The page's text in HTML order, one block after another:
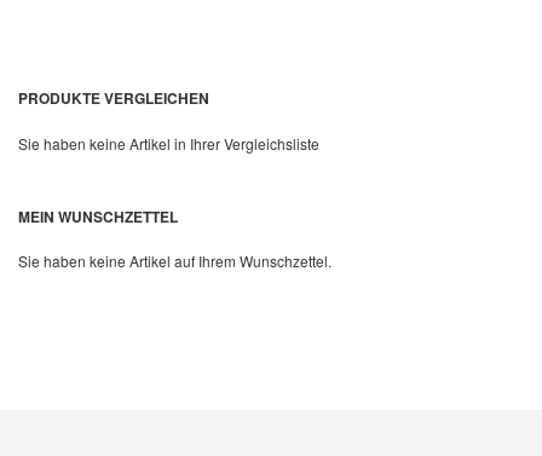
PRODUKTE VERGLEICHEN
Sie haben keine Artikel in Ihrer Vergleichsliste
MEIN WUNSCHZETTEL
Sie haben keine Artikel auf Ihrem Wunschzettel.